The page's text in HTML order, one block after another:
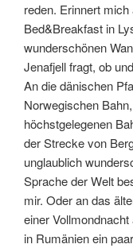
reden. Erinnert
Bed&Breakfast in
wunderschönen
Jenafjell fragt, ob
An die dänischen
Norwegischen
höchstgelegenen
der Strecke von
unglaublich
Sprache der Welt
mir. Oder an das
einer
in Rumänien ein